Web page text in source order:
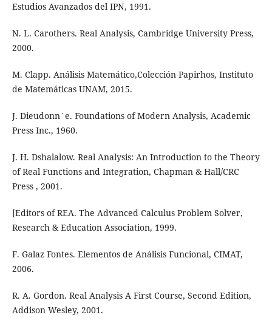
Estudios Avanzados del IPN, 1991.
N. L. Carothers. Real Analysis, Cambridge University Press,
2000.
M. Clapp. Análisis Matemático,Colección Papirhos, Instituto
de Matemáticas UNAM, 2015.
J. Dieudonn´e. Foundations of Modern Analysis, Academic
Press Inc., 1960.
J. H. Dshalalow. Real Analysis: An Introduction to the Theory
of Real Functions and Integration, Chapman & Hall/CRC
Press , 2001.
[Editors of REA. The Advanced Calculus Problem Solver,
Research & Education Association, 1999.
F. Galaz Fontes. Elementos de Análisis Funcional, CIMAT,
2006.
R. A. Gordon. Real Analysis A First Course, Second Edition,
Addison Wesley, 2001.